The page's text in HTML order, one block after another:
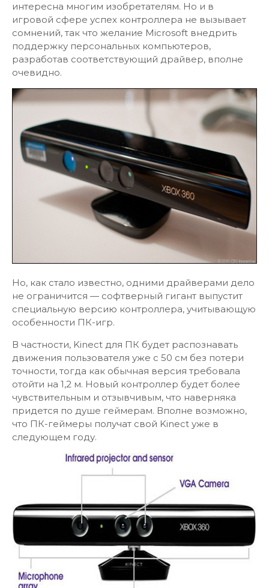
интересна многим изобретателям. Но и в
игровой сфере успех контроллера не вызывает
сомнений, так что желание Microsoft внедрить
поддержку персональных компьютеров,
разработав соответствующий драйвер, вполне
очевидно.
Но, как стало известно, одними драйверами дело
не ограничится — софтверный гигант выпустит
специальную версию контроллера, учитывающую
особенности ПК-игр.
В частности, Kinect для ПК будет распознавать
движения пользователя уже с 50 см без потери
точности, тогда как обычная версия требовала
отойти на 1,2 м. Новый контроллер будет более
чувствительным и отзывчивым, что наверняка
придется по душе геймерам. Вполне возможно,
что ПК-геймеры получат свой Kinect уже в
следующем году.